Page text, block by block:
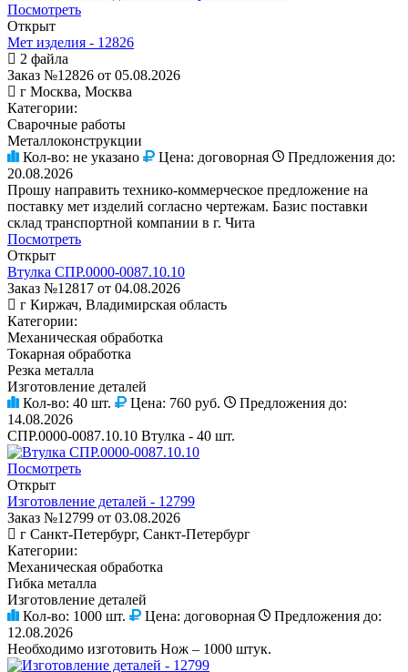
Посмотреть
Открыт
Мет изделия - 12826
2 файла
Заказ №12826 от 05.08.2026
г Москва, Москва
Категории:
Сварочные работы
Металлоконструкции
Кол-во: не указано Цена: договорная
Предложения до:
20.08.2026
Прошу направить технико-коммерческое предложение на
поставку мет изделий согласно чертежам. Базис поставки
склад транспортной компании в г. Чита
Посмотреть
Открыт
Втулка СПР.0000-0087.10.10
Заказ №12817 от 04.08.2026
г Киржач, Владимирская область
Категории:
Механическая обработка
Токарная обработка
Резка металла
Изготовление деталей
Кол-во: 40 шт. Цена: 760 руб.
Предложения до:
14.08.2026
СПР.0000-0087.10.10 Втулка - 40 шт.
Посмотреть
Открыт
Изготовление деталей - 12799
Заказ №12799 от 03.08.2026
г Санкт-Петербург, Санкт-Петербург
Категории:
Механическая обработка
Гибка металла
Изготовление деталей
Кол-во: 1000 шт. Цена: договорная
Предложения до:
12.08.2026
Необходимо изготовить Нож – 1000 штук.